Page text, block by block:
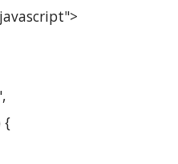
javascript">
{